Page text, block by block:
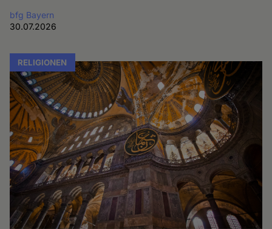
bfg Bayern
30.07.2026
RELIGIONEN